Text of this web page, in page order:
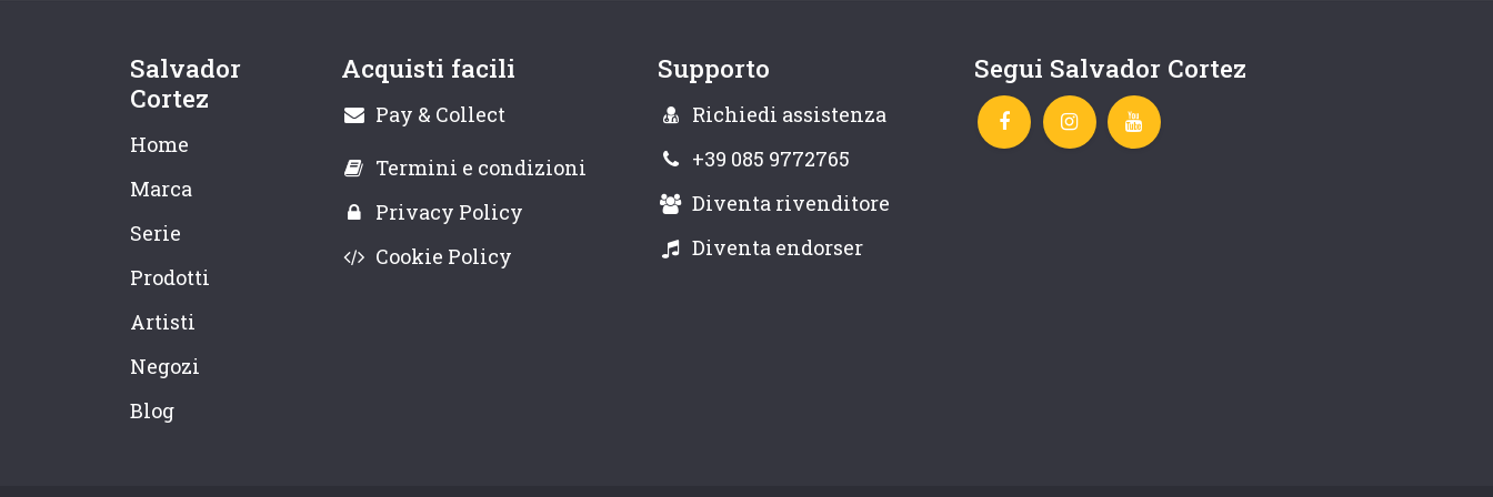
Salvador
Cortez
Home
Marca
Serie
Prodotti
Artisti
Negozi
Blog
Acquisti facili
Pay & Collect
Termini e condizioni
Privacy Policy
Cookie Policy
Supporto
Richiedi assistenza
+39 085 9772765
Diventa rivenditore
Diventa endorser
Segui Salvador Cortez